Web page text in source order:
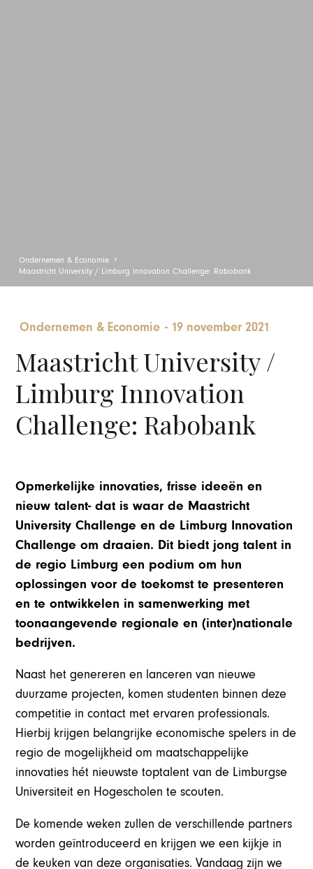
Ondernemen & Economie
Maastricht University / Limburg Innovation Challenge: Rabobank
Ondernemen & Economie - 19 november 2021
Maastricht University /
Limburg Innovation
Challenge: Rabobank
Opmerkelijke innovaties, frisse ideeën en
nieuw talent- dat is waar de Maastricht
University Challenge en de Limburg Innovation
Challenge om draaien. Dit biedt jong talent in
de regio Limburg een podium om hun
oplossingen voor de toekomst te presenteren
en te ontwikkelen in samenwerking met
toonaangevende regionale en (inter)nationale
bedrijven.
Naast het genereren en lanceren van nieuwe
duurzame projecten, komen studenten binnen deze
competitie in contact met ervaren professionals.
Hierbij krijgen belangrijke economische spelers in de
regio de mogelijkheid om maatschappelijke
innovaties hét nieuwste toptalent van de Limburgse
Universiteit en Hogescholen te scouten.
De komende weken zullen de verschillende partners
worden geïntroduceerd en krijgen we een kijkje in
de keuken van deze organisaties. Vandaag zijn we